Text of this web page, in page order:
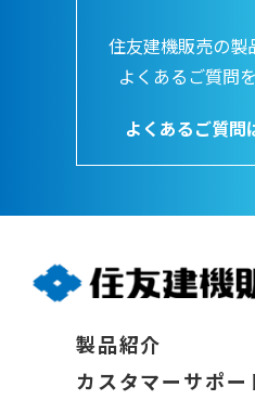
住友建機販売の製
よくあるご質問
よくあるご質問
製品紹介
カスタマーサポー